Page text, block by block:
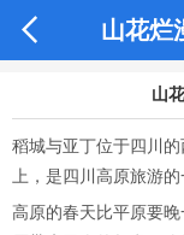
 山花烂
山
稻城与亚丁位于四川
上，是四川高原旅游的
高原的春天比平原要